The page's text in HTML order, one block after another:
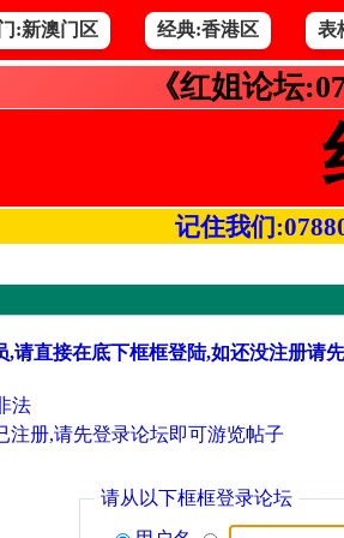
:新澳门区 经典:香港区 表
《红姐论坛
记住我们
,请直接在底下框框登陆,如还没注册请
法
注册,请先登录论坛即可游览帖子
请从以下框框登录论坛